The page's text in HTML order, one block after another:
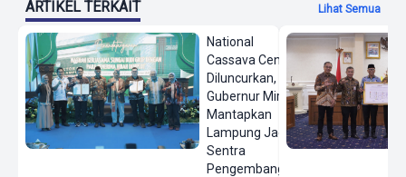
ARTIKEL TERKAIT Lihat Semua
National
Cassava Center
Diluncurkan,
Gubernur Mirza
Mantapkan
Lampung Jadi
Sentra
Pengembangan